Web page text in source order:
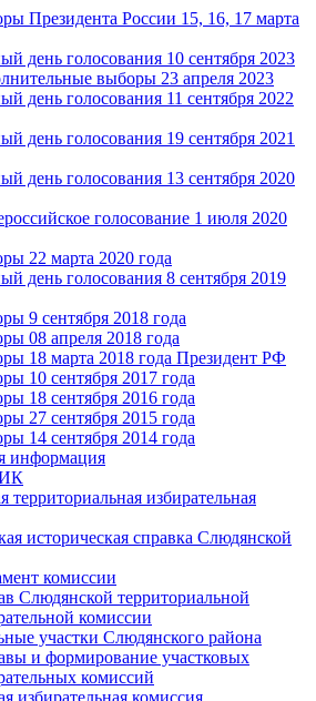
Президента России 15, 16, 17 марта
день голосования 10 сентября 2023
выборы 23 апреля 2023
день голосования 11 сентября 2022
день голосования 19 сентября 2021
день голосования 13 сентября 2020
голосование 1 июля 2020
22 марта 2020 года
день голосования 8 сентября 2019
9 сентября 2018 года
08 апреля 2018 года
18 марта 2018 года Президент РФ
10 сентября 2017 года
18 сентября 2016 года
27 сентября 2015 года
14 сентября 2014 года
информация
территориальная избирательная
историческая справка Слюдянской
комиссии
Слюдянской территориальной
комиссии
участки Слюдянского района
и формирование участковых
комиссий
избирательная комиссия